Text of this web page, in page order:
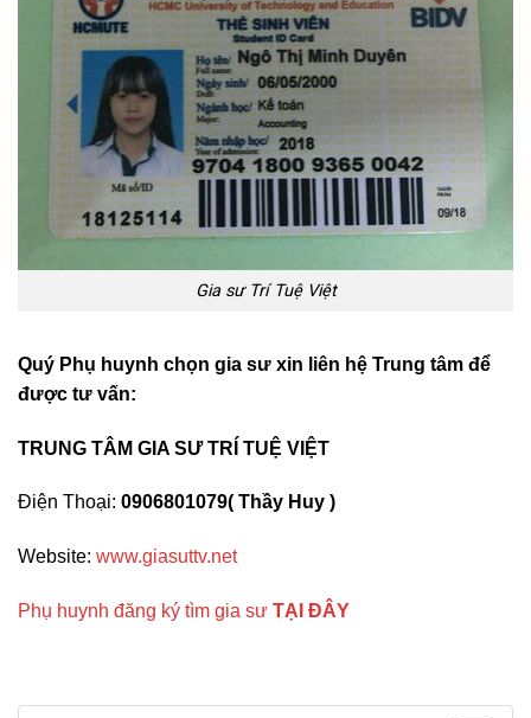
Gia sư Trí Tuệ Việt
Quý Phụ huynh chọn gia sư xin liên hệ Trung tâm để
được tư vấn:
TRUNG TÂM GIA SƯ TRÍ TUỆ VIỆT
Điện Thoại: 0906801079( Thầy Huy )
Website: www.giasuttv.net
Phụ huynh đăng ký tìm gia sư TẠI ĐÂY